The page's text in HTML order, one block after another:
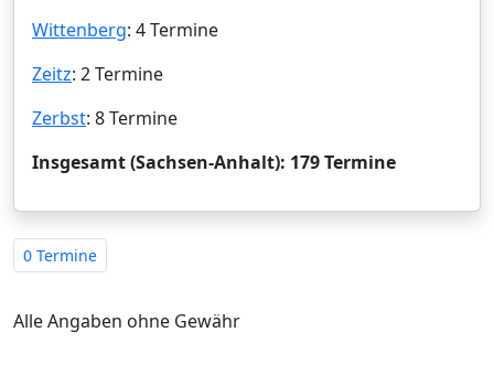
Wittenberg: 4 Termine
Zeitz: 2 Termine
Zerbst: 8 Termine
Insgesamt (Sachsen-Anhalt): 179 Termine
0 Termine
Alle Angaben ohne Gewähr